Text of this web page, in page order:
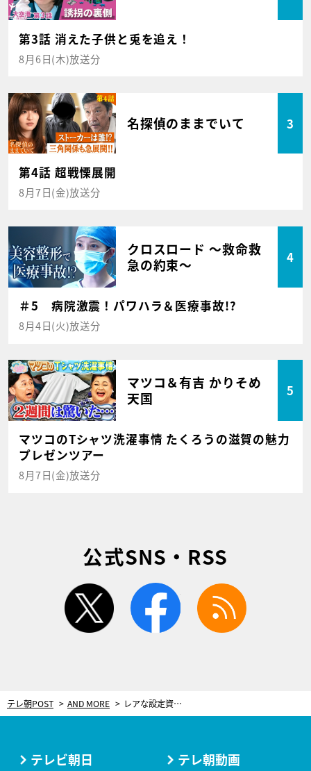
第3話 消えた子供と兎を追え！
8月6日(木)放送分
名探偵のままでいて 3
第4話 超戦慄展開
8月7日(金)放送分
クロスロード ～救命救
急の約束～
4
＃5 病院激震！パワハラ＆医療事故!?
8月4日(火)放送分
マツコ＆有吉 かりそめ
天国
5
マツコのTシャツ洗濯事情 たくろうの滋賀の魅力
プレゼンツアー
8月7日(金)放送分
公式SNS・RSS
twitter facebook
テレ朝POST AND MORE レアな設定資料など、ファン垂涎の展示品が目白押し！『おっさんずラブ展-in the sky-』開催中
テレビ朝日 テレ朝動画